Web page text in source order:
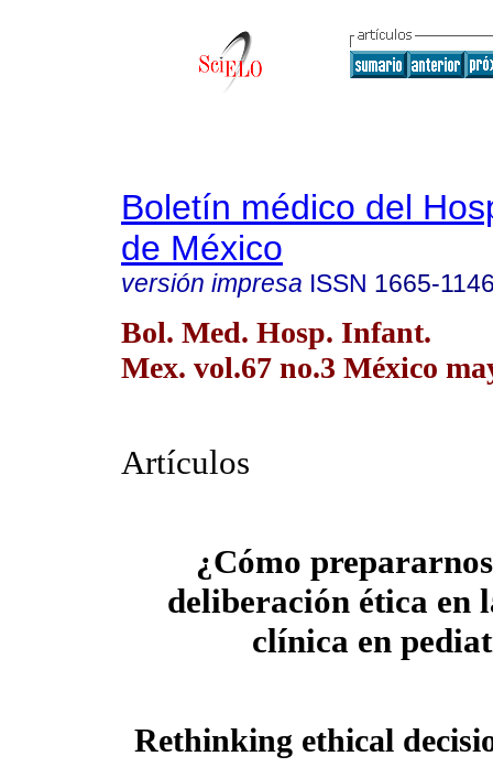
Boletín médico del
de México
versión impresa ISSN 1665-
Bol. Med. Hosp. Infant.
Mex. vol.67 no.3 México
Artículos
¿Cómo
deliberación ética en
clínica en
Rethinking ethical